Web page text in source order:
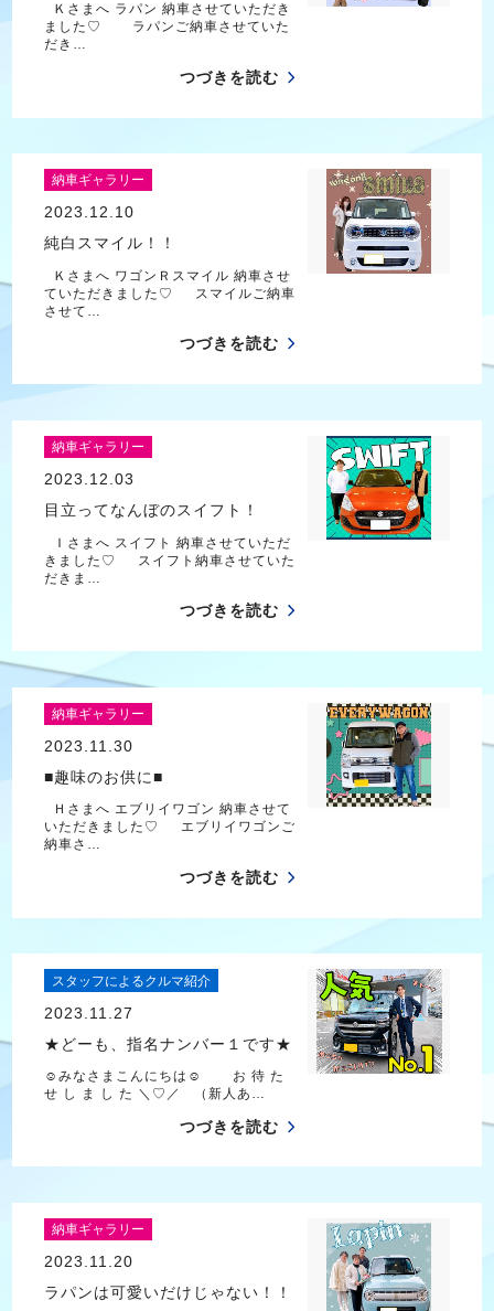
Ｋさまへ ラパン 納車させていただき
ました♡ ラパンご納車させていた
だき…
つづきを読む
納車ギャラリー
2023.12.10
純白スマイル！！
Ｋさまへ ワゴンＲスマイル 納車させ
ていただきました♡ スマイルご納車
させて…
つづきを読む
納車ギャラリー
2023.12.03
目立ってなんぼのスイフト！
Ｉさまへ スイフト 納車させていただ
きました♡ スイフト納車させていた
だきま…
つづきを読む
納車ギャラリー
2023.11.30
■趣味のお供に■
Ｈさまへ エブリイワゴン 納車させて
いただきました♡ エブリイワゴンご
納車さ…
つづきを読む
スタッフによるクルマ紹介
2023.11.27
★どーも、指名ナンバー１です★
☺みなさまこんにちは☺ お 待 た
せ し ま し た ＼♡／ （新人あ…
つづきを読む
納車ギャラリー
2023.11.20
ラパンは可愛いだけじゃない！！